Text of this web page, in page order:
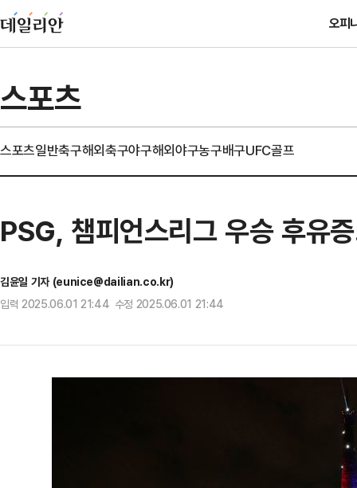
오피
스포츠
스포츠일반축구해외축구야구해외야구농구배구UFC골프
PSG, 챔피언스리그 우승 후유
김윤일 기자 (eunice@dailian.co.kr)
입력 2025.06.01 21:44 수정 2025.06.01 21:44